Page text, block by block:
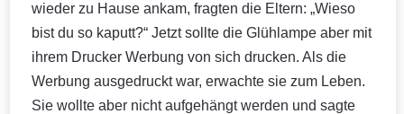
wieder zu Hause ankam, fragten die Eltern: „Wieso
bist du so kaputt?“ Jetzt sollte die Glühlampe aber mit
ihrem Drucker Werbung von sich drucken. Als die
Werbung ausgedruckt war, erwachte sie zum Leben.
Sie wollte aber nicht aufgehängt werden und sagte